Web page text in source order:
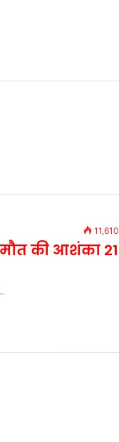
11,610
की आशंका 21